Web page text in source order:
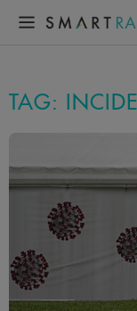
TAG: